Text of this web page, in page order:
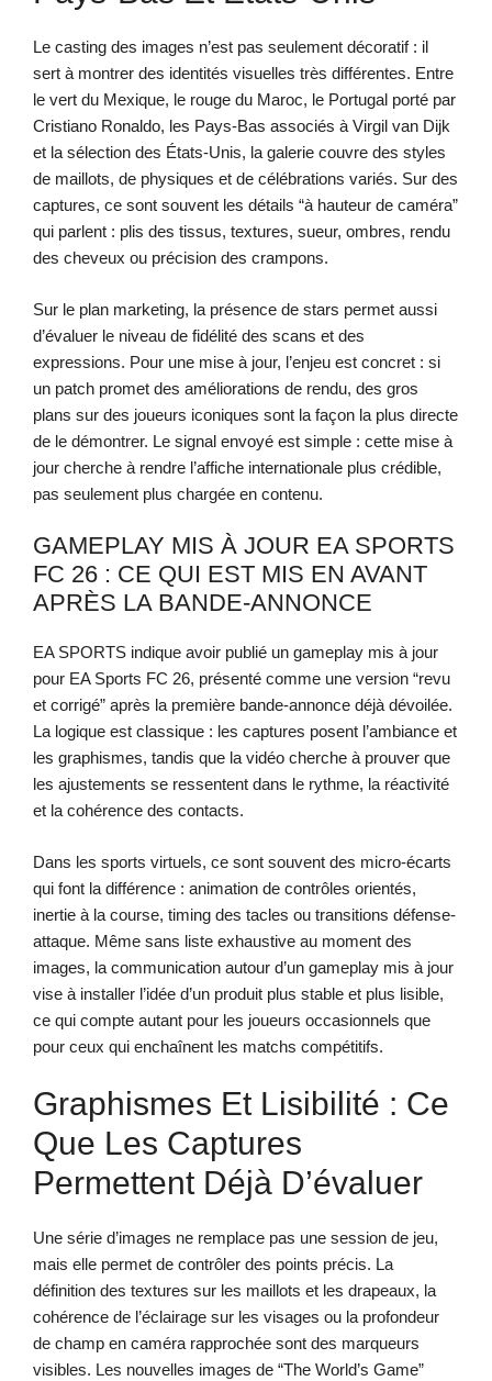
Le casting des images n’est pas seulement décoratif : il
sert à montrer des identités visuelles très différentes. Entre
le vert du Mexique, le rouge du Maroc, le Portugal porté par
Cristiano Ronaldo, les Pays-Bas associés à Virgil van Dijk
et la sélection des États-Unis, la galerie couvre des styles
de maillots, de physiques et de célébrations variés. Sur des
captures, ce sont souvent les détails “à hauteur de caméra”
qui parlent : plis des tissus, textures, sueur, ombres, rendu
des cheveux ou précision des crampons.
Sur le plan marketing, la présence de stars permet aussi
d’évaluer le niveau de fidélité des scans et des
expressions. Pour une mise à jour, l’enjeu est concret : si
un patch promet des améliorations de rendu, des gros
plans sur des joueurs iconiques sont la façon la plus directe
de le démontrer. Le signal envoyé est simple : cette mise à
jour cherche à rendre l’affiche internationale plus crédible,
pas seulement plus chargée en contenu.
GAMEPLAY MIS À JOUR EA SPORTS
FC 26 : CE QUI EST MIS EN AVANT
APRÈS LA BANDE-ANNONCE
EA SPORTS indique avoir publié un gameplay mis à jour
pour EA Sports FC 26, présenté comme une version “revu
et corrigé” après la première bande-annonce déjà dévoilée.
La logique est classique : les captures posent l’ambiance et
les graphismes, tandis que la vidéo cherche à prouver que
les ajustements se ressentent dans le rythme, la réactivité
et la cohérence des contacts.
Dans les sports virtuels, ce sont souvent des micro-écarts
qui font la différence : animation de contrôles orientés,
inertie à la course, timing des tacles ou transitions défense-
attaque. Même sans liste exhaustive au moment des
images, la communication autour d’un gameplay mis à jour
vise à installer l’idée d’un produit plus stable et plus lisible,
ce qui compte autant pour les joueurs occasionnels que
pour ceux qui enchaînent les matchs compétitifs.
Graphismes Et Lisibilité : Ce
Que Les Captures
Permettent Déjà D’évaluer
Une série d’images ne remplace pas une session de jeu,
mais elle permet de contrôler des points précis. La
définition des textures sur les maillots et les drapeaux, la
cohérence de l’éclairage sur les visages ou la profondeur
de champ en caméra rapprochée sont des marqueurs
visibles. Les nouvelles images de “The World’s Game”